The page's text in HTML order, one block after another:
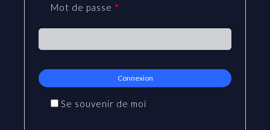
Mot de passe *
Se souvenir de moi